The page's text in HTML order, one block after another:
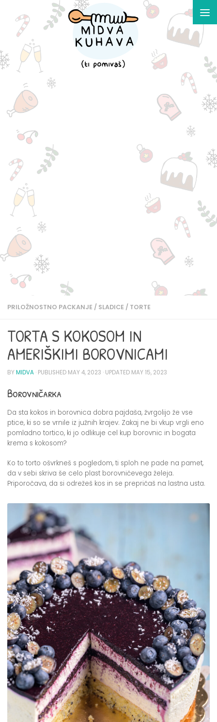
PRILOŽNOSTNO PACKANJE / SLADICE / TORTE
TORTA S KOKOSOM IN
AMERIŠKIMI BOROVNICAMI
BYMIDVA · PUBLISHED MAY 4, 2023 · UPDATED MAY 15, 2023
Borovničarka
Da sta kokos in borovnica dobra pajdaša, žvrgolijo že vse
ptice, ki so se vrnile iz južnih krajev. Zakaj ne bi vkup vrgli eno
pomladno tortico, ki jo odlikuje cel kup borovnic in bogata
krema s kokosom?
Ko to torto ošvrkneš s pogledom, ti sploh ne pade na pamet,
da v sebi skriva še celo plast borovničevega želeja.
Priporočava, da si odrežeš kos in se prepričaš na lastna usta.